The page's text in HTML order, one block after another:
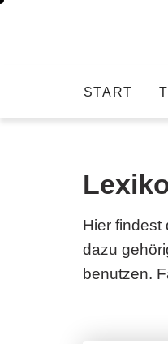
START
Hier findest
dazu
benutzen.